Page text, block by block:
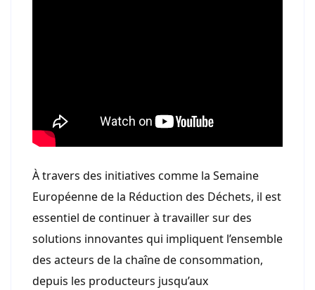
À travers des initiatives comme la Semaine
Européenne de la Réduction des Déchets, il est
essentiel de continuer à travailler sur des
solutions innovantes qui impliquent l’ensemble
des acteurs de la chaîne de consommation,
depuis les producteurs jusqu’aux